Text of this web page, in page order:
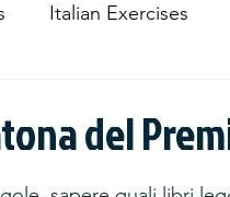
Italian Exercises
del